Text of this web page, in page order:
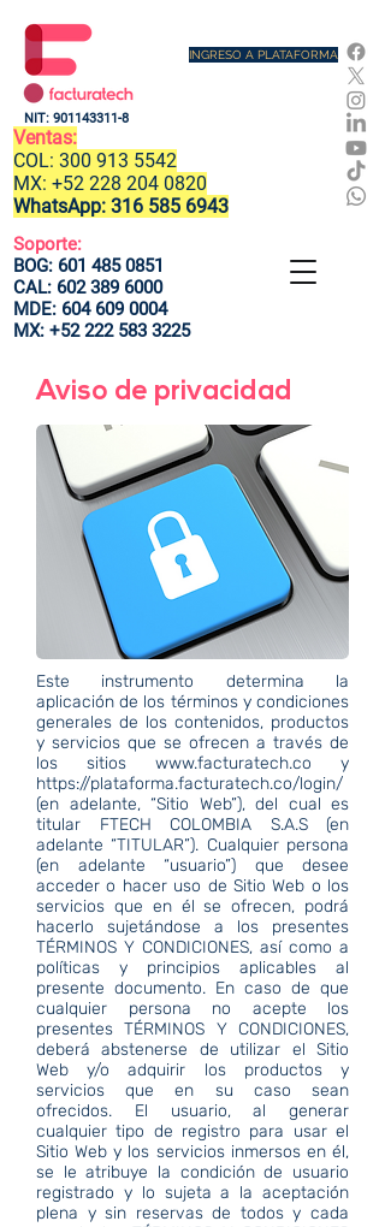
Ventas:
COL: 300 913 5542
MX: +52 228 204 0820
WhatsApp: 316 585 6943
Soporte:
BOG: 601 485 0851
CAL: 602 389 6000
MDE: 604 609 0004
MX: +52 222 583 3225
INGRESO A PLATAFORMA
NIT: 901143311-8
Aviso de privacidad
Este instrumento determina la
aplicación de los términos y condiciones
generales de los contenidos, productos
y servicios que se ofrecen a través de
los sitios www.facturatech.co y
https://plataforma.facturatech.co/login/
(en adelante, “Sitio Web”), del cual es
titular FTECH COLOMBIA S.A.S (en
adelante “TITULAR”). Cualquier persona
(en adelante “usuario”) que desee
acceder o hacer uso de Sitio Web o los
servicios que en él se ofrecen, podrá
hacerlo sujetándose a los presentes
TÉRMINOS Y CONDICIONES, así como a
políticas y principios aplicables al
presente documento. En caso de que
cualquier persona no acepte los
presentes TÉRMINOS Y CONDICIONES,
deberá abstenerse de utilizar el Sitio
Web y/o adquirir los productos y
servicios que en su caso sean
ofrecidos. El usuario, al generar
cualquier tipo de registro para usar el
Sitio Web y los servicios inmersos en él,
se le atribuye la condición de usuario
registrado y lo sujeta a la aceptación
plena y sin reservas de todos y cada